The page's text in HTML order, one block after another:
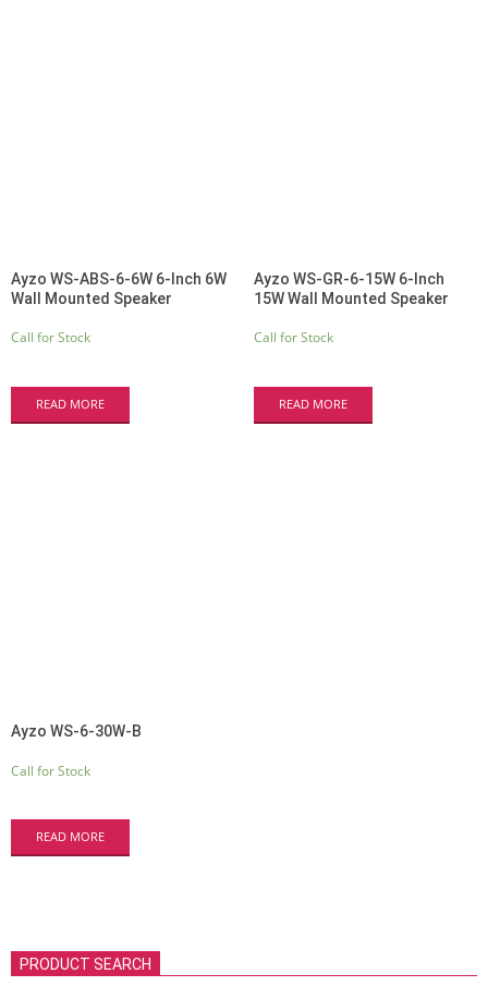
Ayzo WS-ABS-6-6W 6-Inch 6W
Wall Mounted Speaker
Call for Stock
READ MORE
Ayzo WS-GR-6-15W 6-Inch
15W Wall Mounted Speaker
Call for Stock
READ MORE
Ayzo WS-6-30W-B
Call for Stock
READ MORE
PRODUCT SEARCH